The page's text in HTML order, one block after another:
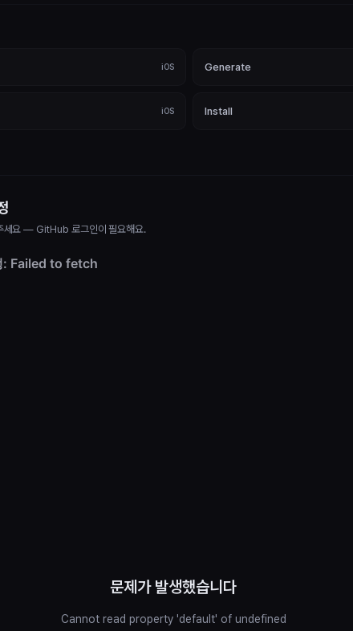
iOS Generate
iOS Install
세요 — GitHub 로그인이 필요해요.
문제가 발생했습니다
Cannot read property 'default' of undefined